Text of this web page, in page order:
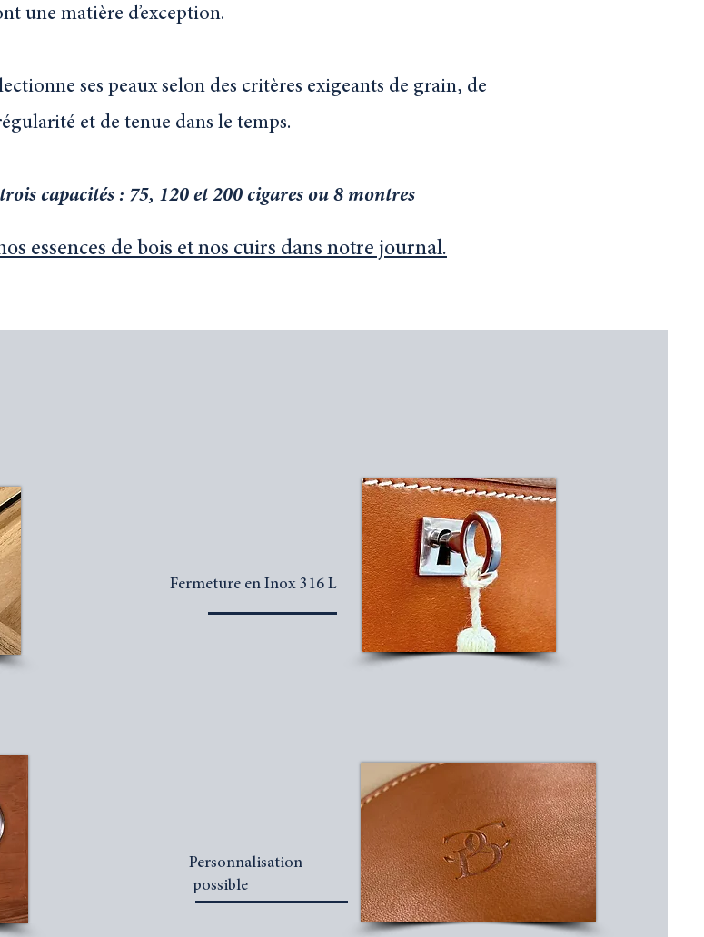
une matière d’exception.
ses peaux selon des critères exigeants de grain, de
et de tenue dans le temps.
capacités : 75, 120 et 200 cigares ou 8 montres
essences de bois et nos cuirs dans notre journal.
Fermeture en Inox 316 L
Personnalisation
possible